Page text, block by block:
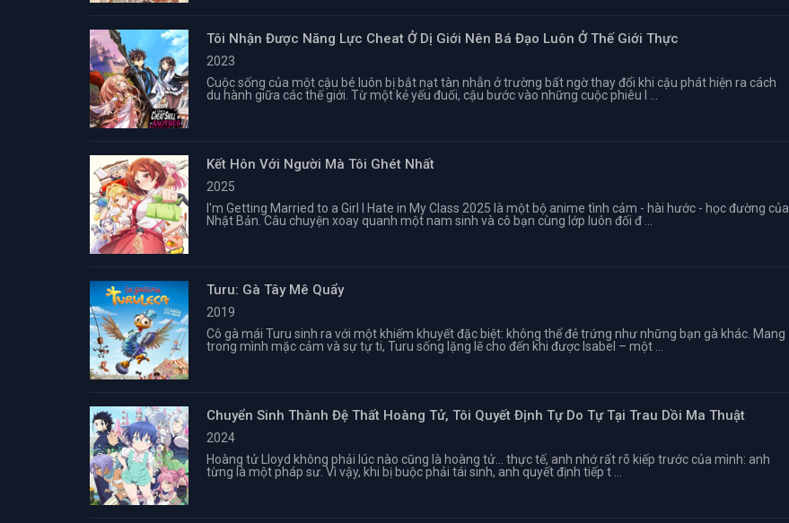
Tôi Nhận Được Năng Lực Cheat Ở Dị Giới Nên Bá Đạo Luôn Ở Thế Giới Thực
2023
Cuộc sống của một cậu bé luôn bị bắt nạt tàn nhẫn ở trường bất ngờ thay đổi khi cậu phát hiện ra cách
du hành giữa các thế giới. Từ một kẻ yếu đuối, cậu bước vào những cuộc phiêu l ...
Kết Hôn Với Người Mà Tôi Ghét Nhất
2025
I'm Getting Married to a Girl I Hate in My Class 2025 là một bộ anime tình cảm - hài hước - học đường của
Nhật Bản. Câu chuyện xoay quanh một nam sinh và cô bạn cùng lớp luôn đối đ ...
Turu: Gà Tây Mê Quẩy
2019
Cô gà mái Turu sinh ra với một khiếm khuyết đặc biệt: không thể đẻ trứng như những bạn gà khác. Mang
trong mình mặc cảm và sự tự ti, Turu sống lặng lẽ cho đến khi được Isabel – một ...
Chuyển Sinh Thành Đệ Thất Hoàng Tử, Tôi Quyết Định Tự Do Tự Tại Trau Dồi Ma Thuật
2024
Hoàng tử Lloyd không phải lúc nào cũng là hoàng tử... thực tế, anh nhớ rất rõ kiếp trước của mình: anh
từng là một pháp sư. Vì vậy, khi bị buộc phải tái sinh, anh quyết định tiếp t ...